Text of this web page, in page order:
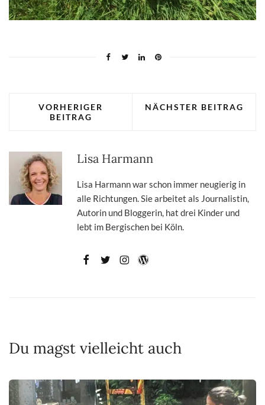
VORHERIGER
BEITRAG
NÄCHSTER BEITRAG
Lisa Harmann
Lisa Harmann war schon immer neugierig in
alle Richtungen. Sie arbeitet als Journalistin,
Autorin und Bloggerin, hat drei Kinder und
lebt im Bergischen bei Köln.
Du magst vielleicht auch